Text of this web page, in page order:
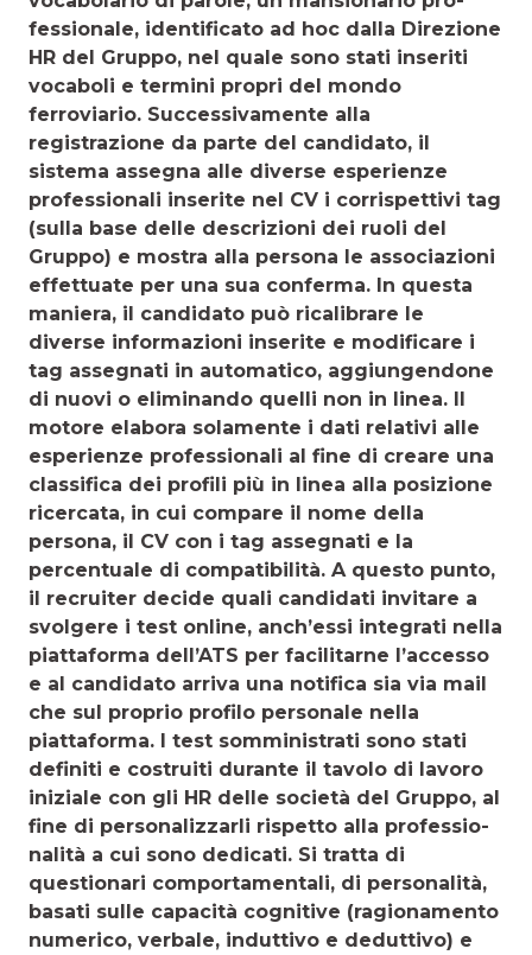
fessionale, identificato ad hoc dalla Direzione
HR del Grup­po, nel quale sono stati inseriti
vocaboli e termini propri del mondo
ferroviario. Successivamente alla
registrazione da parte del candidato, il
sistema assegna alle diverse esperien­ze
professionali inserite nel CV i corrispettivi tag
(sulla base delle descrizioni dei ruoli del
Gruppo) e mostra alla persona le associazioni
effettuate per una sua conferma. In questa
maniera, il candidato può ricalibrare le
diverse informazioni inserite e modificare i
tag assegnati in automatico, aggiun­gendone
di nuovi o eliminando quelli non in linea. Il
motore elabora solamente i dati relativi alle
esperienze professio­nali al fine di creare una
classifica dei profili più in linea alla posizione
ricercata, in cui compare il nome della
persona, il CV con i tag assegnati e la
percentuale di compatibilità. A questo punto,
il recruiter decide quali candidati invitare a
svolgere i test online, anch’essi integrati nella
piattaforma dell’ATS per facilitarne l’accesso
e al candidato arriva una notifica sia via mail
che sul proprio profilo personale nella
piattaforma. I test somministrati sono stati
definiti e costru­iti durante il tavolo di lavoro
iniziale con gli HR delle società del Gruppo, al
fine di personalizzarli rispetto alla professio­
nalità a cui sono dedicati. Si tratta di
questionari comporta­mentali, di personalità,
basati sulle capacità cognitive (ragio­namento
numerico, verbale, induttivo e deduttivo) e